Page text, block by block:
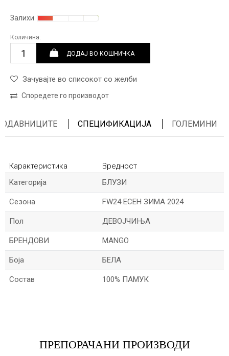
Залихи
Количина:
ДОДАЈ ВО КОШНИЧКА
Зачувајте во списокот со желби
Споредете го производот
СПЕЦИФИКАЦИЈА ГОЛЕМИНИ
Карактеристика
Вредност
Kатегорија
БЛУЗИ
Сезона FW24 ЕСЕН ЗИМА 2024
Пол ДЕВОЈЧИЊА
БРЕНДОВИ MANGO
Боја БЕЛА
Состав 100% ПАМУК
ПРЕПОРАЧАНИ ПРОИЗВОДИ